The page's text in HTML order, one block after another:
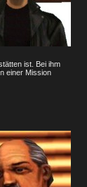
ist. Bei ihm
einer Mission